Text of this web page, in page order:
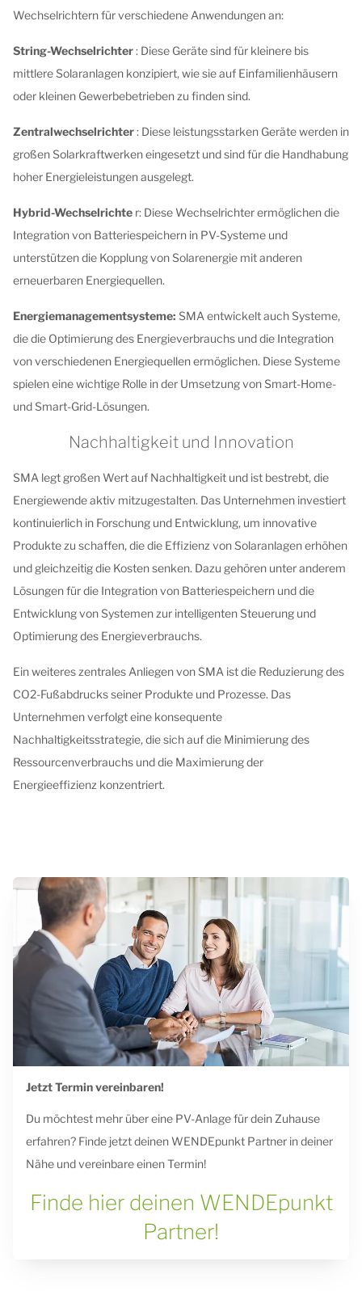
Wechselrichtern für verschiedene Anwendungen an:
String-Wechselrichter: Diese Geräte sind für kleinere bis
mittlere Solaranlagen konzipiert, wie sie auf Einfamilienhäusern
oder kleinen Gewerbebetrieben zu finden sind.
Zentralwechselrichter: Diese leistungsstarken Geräte werden in
großen Solarkraftwerken eingesetzt und sind für die Handhabung
hoher Energieleistungen ausgelegt.
Hybrid-Wechselrichte r: Diese Wechselrichter ermöglichen die
Integration von Batteriespeichern in PV-Systeme und
unterstützen die Kopplung von Solarenergie mit anderen
erneuerbaren Energiequellen.
Energiemanagementsysteme: SMA entwickelt auch Systeme,
die die Optimierung des Energieverbrauchs und die Integration
von verschiedenen Energiequellen ermöglichen. Diese Systeme
spielen eine wichtige Rolle in der Umsetzung von Smart-Home-
und Smart-Grid-Lösungen.
Nachhaltigkeit und Innovation
SMA legt großen Wert auf Nachhaltigkeit und ist bestrebt, die
Energiewende aktiv mitzugestalten. Das Unternehmen investiert
kontinuierlich in Forschung und Entwicklung, um innovative
Produkte zu schaffen, die die Effizienz von Solaranlagen erhöhen
und gleichzeitig die Kosten senken. Dazu gehören unter anderem
Lösungen für die Integration von Batteriespeichern und die
Entwicklung von Systemen zur intelligenten Steuerung und
Optimierung des Energieverbrauchs.
Ein weiteres zentrales Anliegen von SMA ist die Reduzierung des
CO2-Fußabdrucks seiner Produkte und Prozesse. Das
Unternehmen verfolgt eine konsequente
Nachhaltigkeitsstrategie, die sich auf die Minimierung des
Ressourcenverbrauchs und die Maximierung der
Energieeffizienz konzentriert.
Jetzt Termin vereinbaren!
Du möchtest mehr über eine PV-Anlage für dein Zuhause
erfahren? Finde jetzt deinen WENDEpunkt Partner in deiner
Nähe und vereinbare einen Termin!
Finde hier deinen WENDEpunkt
Partner!